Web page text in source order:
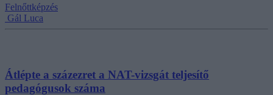
Felnőttképzés
Gál Luca
Átlépte a százezret a NAT-vizsgát teljesítő
pedagógusok száma